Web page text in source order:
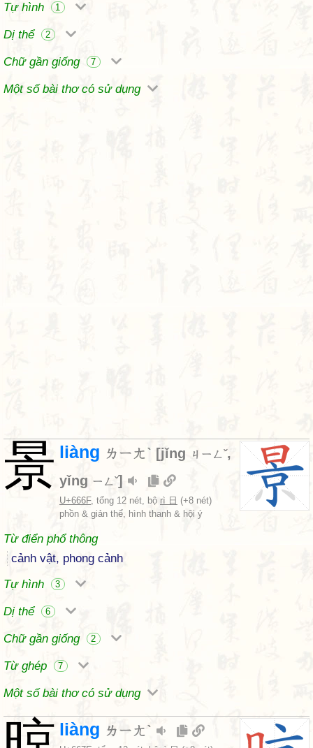
Tự hình
1
Dị thể 2
Chữ gần giống 7
Một số bài thơ có sử dụng
景 liàng ㄌㄧㄤˋ [jǐng ㄐㄧㄥˇ,
yǐng ㄧㄥˇ]
U+666F, tổng 12 nét, bộ rì 日 (+8 nét)
phồn & giản thể, hình thanh & hội ý
Từ điển phổ thông
cảnh vật, phong cảnh
Tự hình
3
Dị thể 6
Chữ gần giống 2
Từ ghép 7
Một số bài thơ có sử dụng
liàng ㄌㄧㄤˋ